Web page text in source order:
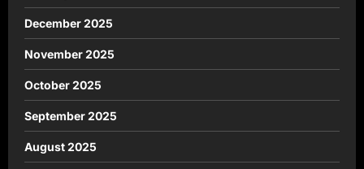
December 2025
November 2025
October 2025
September 2025
August 2025